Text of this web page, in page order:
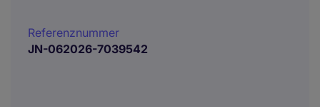
Referenznummer
JN-062026-7039542